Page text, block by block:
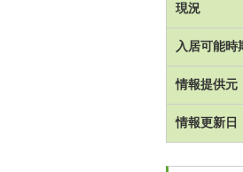
現況
入居可能時
情報提供元
情報更新日